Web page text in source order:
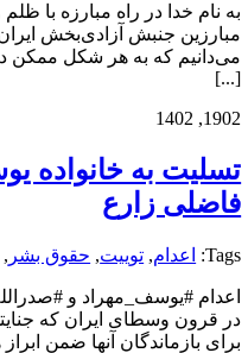
به نام خدا در راه مبارزه با
مبارزین جنبش آزادی‌بخش
می‌دانیم که به هر شکل ممکن در
[...]
1902, 1402
تسلیت به خانواده
فاضلی زارع
Tags: اعدام, توییت, حقوق بشر ,
اعدام #یوسف_مهراد و
در قرون وسطای ایران که
برای بازماندگان آنها ضمن